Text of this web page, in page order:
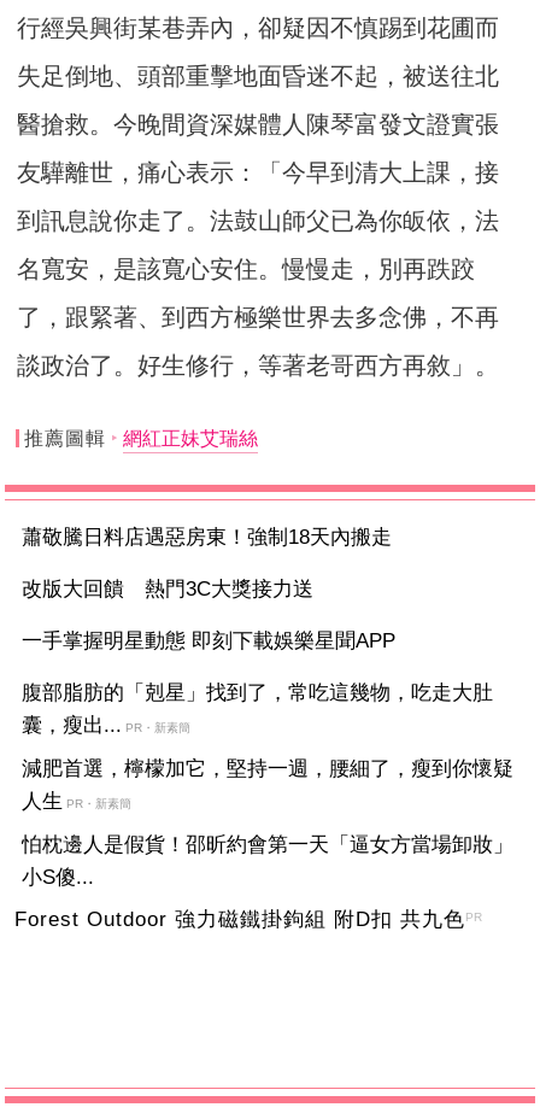
行經吳興街某巷弄內，卻疑因不慎踢到花圃而
失足倒地、頭部重擊地面昏迷不起，被送往北
醫搶救。今晚間資深媒體人陳琴富發文證實張
友驊離世，痛心表示：「今早到清大上課，接
到訊息說你走了。法鼓山師父已為你皈依，法
名寬安，是該寬心安住。慢慢走，別再跌跤
了，跟緊著、到西方極樂世界去多念佛，不再
談政治了。好生修行，等著老哥西方再敘」。
推薦圖輯 網紅正妹艾瑞絲
蕭敬騰日料店遇惡房東！強制18天內搬走
改版大回饋 熱門3C大獎接力送
一手掌握明星動態 即刻下載娛樂星聞APP
腹部脂肪的「剋星」找到了，常吃這幾物，吃走大肚
囊，瘦出... PR・新素簡
減肥首選，檸檬加它，堅持一週，腰細了，瘦到你懷疑
人生 PR・新素簡
怕枕邊人是假貨！邵昕約會第一天「逼女方當場卸妝」
小S傻...
Forest Outdoor 強力磁鐵掛鉤組 附D扣 共九色PR